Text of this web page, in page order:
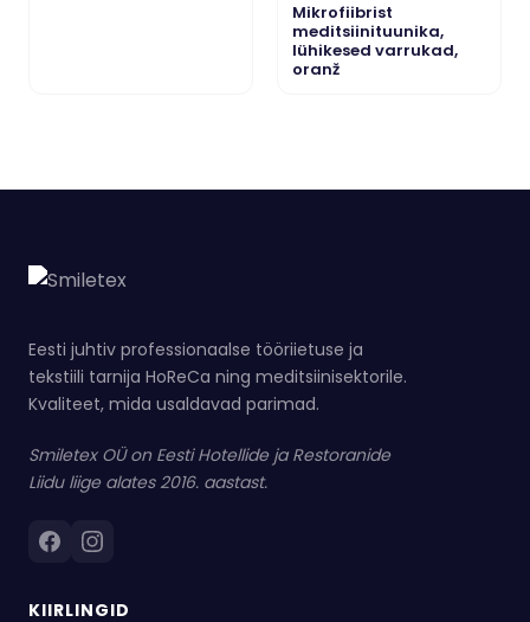
Mikrofiibrist
meditsiinituunika,
lühikesed varrukad,
oranž
Eesti juhtiv professionaalse tööriietuse ja
tekstiili tarnija HoReCa ning meditsiinisektorile.
Kvaliteet, mida usaldavad parimad.
Smiletex OÜ on Eesti Hotellide ja Restoranide
Liidu liige alates 2016. aastast.
KIIRLINGID